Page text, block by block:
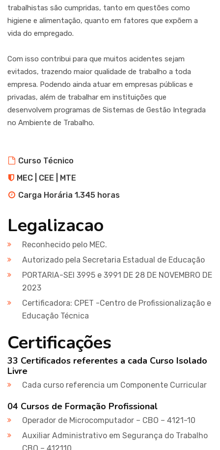
trabalhistas são cumpridas, tanto em questões como
higiene e alimentação, quanto em fatores que expõem a
vida do empregado.
Com isso contribui para que muitos acidentes sejam
evitados, trazendo maior qualidade de trabalho a toda
empresa. Podendo ainda atuar em empresas públicas e
privadas, além de trabalhar em instituições que
desenvolvem programas de Sistemas de Gestão Integrada
no Ambiente de Trabalho.
Curso Técnico
MEC | CEE | MTE
Carga Horária 1.345 horas
Legalizacao
Reconhecido pelo MEC.
Autorizado pela Secretaria Estadual de Educação
PORTARIA-SEI 3995 e 3991 DE 28 DE NOVEMBRO DE
2023
Certificadora: CPET -Centro de Profissionalização e
Educação Técnica
Certificações
33 Certificados referentes a cada Curso Isolado
Livre
Cada curso referencia um Componente Curricular
04 Cursos de Formação Profissional
Operador de Microcomputador – CBO – 4121-10
Auxiliar Administrativo em Segurança do Trabalho